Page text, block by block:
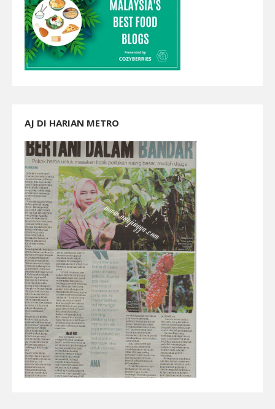
AJ DI HARIAN METRO